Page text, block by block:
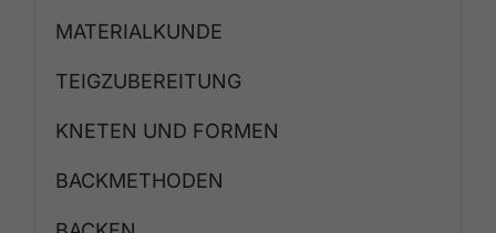
MATERIALKUNDE
TEIGZUBEREITUNG
KNETEN UND FORMEN
BACKMETHODEN